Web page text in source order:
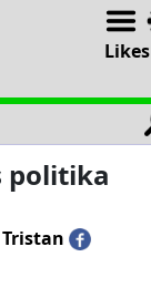
Likes
politika